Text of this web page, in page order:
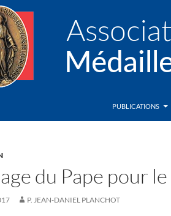
de la Médaille MiraculeusePUBLICATIONS
du Pape pour
P. JEAN-DANIEL PLANCHOT